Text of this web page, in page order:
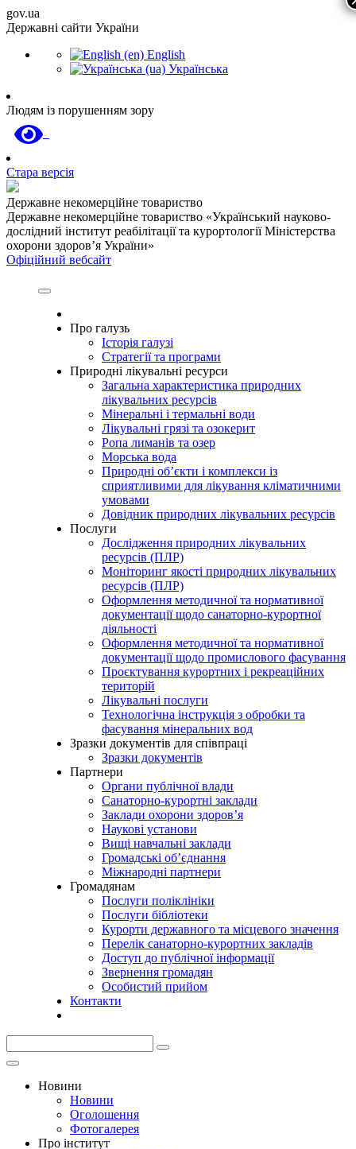
gov.ua
Державні сайти України
English
Українська
Людям із порушенням зору
Стара версія
Державне некомерційне товариство
Державне некомерційне товариство «Український науково-
дослідний інститут реабілітації та курортології Міністерства
охорони здоров’я України»
Офіційний вебсайт
Про галузь
Історія галузі
Стратегії та програми
Природні лікувальні ресурси
Загальна характеристика природних
лікувальних ресурсів
Мінеральні і термальні води
Лікувальні грязі та озокерит
Ропа лиманів та озер
Морська вода
Природні об’єкти і комплекси із
сприятливими для лікування кліматичними
умовами
Довідник природних лікувальних ресурсів
Послуги
Дослідження природних лікувальних
ресурсів (ПЛР)
Моніторинг якості природних лікувальних
ресурсів (ПЛР)
Оформлення методичної та нормативної
документації щодо санаторно-курортної
діяльності
Оформлення методичної та нормативної
документації щодо промислового фасування
Проєктування курортних і рекреаційних
територій
Лікувальні послуги
Технологічна інструкція з обробки та
фасування мінеральних вод
Зразки документів для співпраці
Зразки документів
Партнери
Органи публічної влади
Санаторно-курортні заклади
Заклади охорони здоров’я
Наукові установи
Вищі навчальні заклади
Громадські об’єднання
Міжнародні партнери
Громадянам
Послуги поліклініки
Послуги бібліотеки
Курорти державного та місцевого значення
Перелік санаторно-курортних закладів
Доступ до публічної інформації
Звернення громадян
Особистий прийом
Контакти
Новини
Новини
Оголошення
Фотогалерея
Про інститут